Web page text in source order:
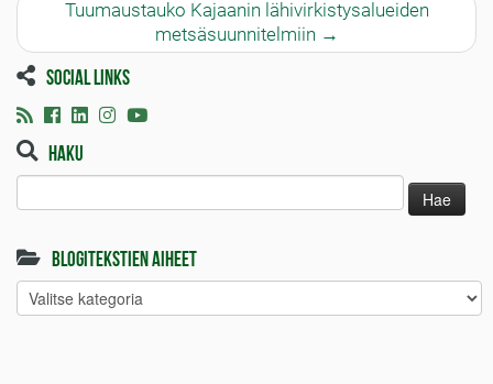
Tuumaustauko Kajaanin lähivirkistysalueiden
metsäsuunnitelmiin →
Social links
Haku
Blogitekstien aiheet
Blogitekstien
aiheet